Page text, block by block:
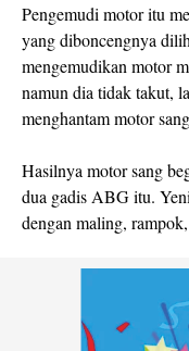
Pengemudi motor itu
yang diboncengnya
mengemudikan motor
namun dia tidak takut,
menghantam motor
Hasilnya motor sang
dua gadis ABG itu.
dengan maling,